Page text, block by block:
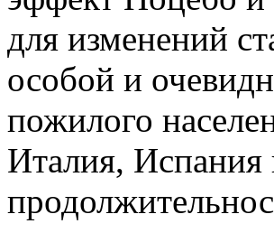
для изменений
особой и
пожилого
Италия,